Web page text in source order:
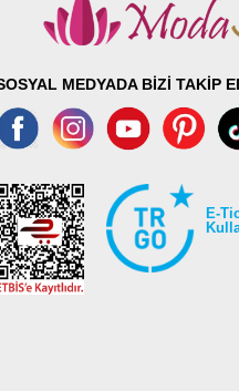
MEDYADA BİZİ TAKİP
E-